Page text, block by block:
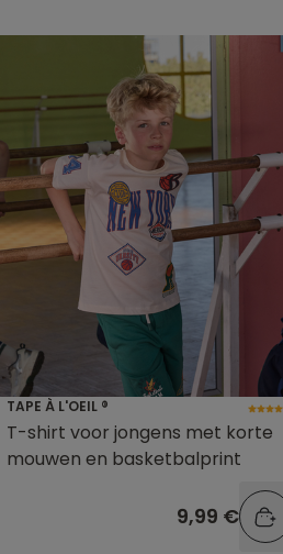
TAPE À L'OEIL ®
T-shirt voor jongens met korte
mouwen en basketbalprint
9,99 €